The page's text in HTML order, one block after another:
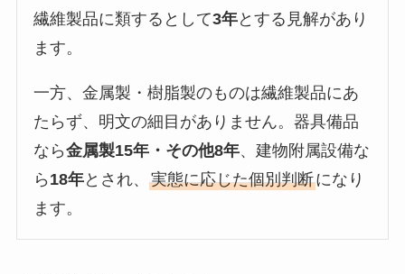
繊維製品に類するとして3年とする見解があり
ます。
一方、金属製・樹脂製のものは繊維製品にあ
たらず、明文の細目がありません。器具備品
なら金属製15年・その他8年、建物附属設備な
ら 18年とされ、 実態に応じた個別判断になり
ます。